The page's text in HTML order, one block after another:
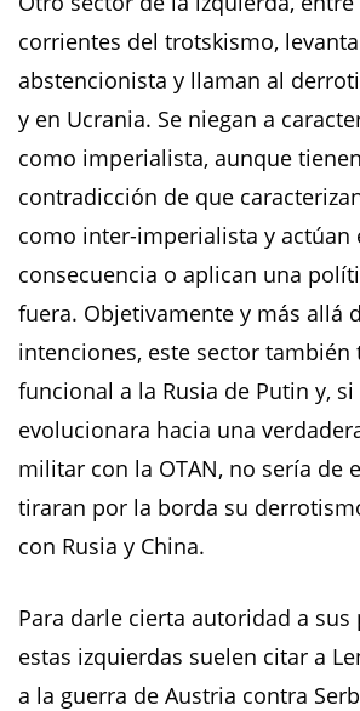
corrientes del trotskismo,
abstencionista y llaman al
y en Ucrania. Se niegan a
como imperialista, aunque
contradicción de que
como inter-imperialista y actúan
consecuencia o aplican una
fuera. Objetivamente y más allá
intenciones, este sector
funcional a la Rusia de Putin y,
evolucionara hacia una
militar con la OTAN, no sería de
tiraran por la borda su
con Rusia y China.
Para darle cierta autoridad a sus
estas izquierdas suelen citar a
a la guerra de Austria contra